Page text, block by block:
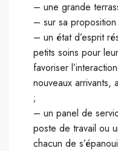
– une grande
– sur sa
– un état d’esprit
petits soins pour
favoriser
nouveaux arrivants,
;
– un panel de
poste de travail ou
chacun de